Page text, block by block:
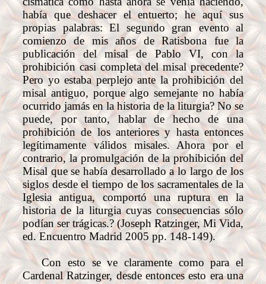
había que deshacer el entuerto; he aquí sus
propias palabras: El segundo gran evento al
comienzo de mis años de Ratisbona fue la
publicación del misal de Pablo VI, con la
prohibición casi completa del misal precedente?
Pero yo estaba perplejo ante la prohibición del
misal antiguo, porque algo semejante no había
ocurrido jamás en la historia de la liturgia? No se
puede, por tanto, hablar de hecho de una
prohibición de los anteriores y hasta entonces
legítimamente válidos misales. Ahora por el
contrario, la promulgación de la prohibición del
Misal que se había desarrollado a lo largo de los
siglos desde el tiempo de los sacramentales de la
Iglesia antigua, comportó una ruptura en la
historia de la liturgia cuyas consecuencias sólo
podían ser trágicas.? (Joseph Ratzinger, Mi Vida,
ed. Encuentro Madrid 2005 pp. 148-149).
Con esto se ve claramente como para el
Cardenal Ratzinger, desde entonces esto era una